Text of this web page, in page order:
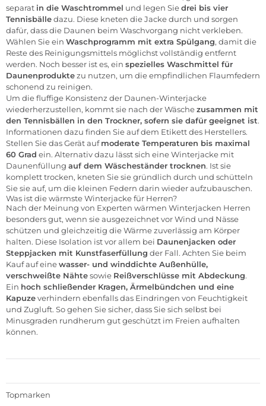
separat in die Waschtrommel und legen Siedrei bis vier
Tennisbälledazu. Diese kneten die Jacke durch und sorgen
dafür, dass die Daunen beim Waschvorgang nicht verkleben.
Wählen Sie ein Waschprogramm mit extra Spülgang, damit die
Reste des Reinigungsmittels möglichst vollständig entfernt
werden. Noch besser ist es, ein spezielles Waschmittel für
Daunenproduktezu nutzen, um die empfindlichen Flaumfedern
schonend zu reinigen.
Um die fluffige Konsistenz der Daunen-Winterjacke
wiederherzustellen, kommt sie nach der Wäschezusammen mit
den Tennisbällen in den Trockner, sofern sie dafür geeignet ist.
Informationen dazu finden Sie auf dem Etikett des Herstellers.
Stellen Sie das Gerät aufmoderate Temperaturen bis maximal
60 Grad ein. Alternativ dazu lässt sich eine Winterjacke mit
Daunenfüllung auf dem Wäscheständer trocknen. Ist sie
komplett trocken, kneten Sie sie gründlich durch und schütteln
Sie sie auf, um die kleinen Federn darin wieder aufzubauschen.
Was ist die wärmste Winterjacke für Herren?
Nach der Meinung von Experten wärmen Winterjacken Herren
besonders gut, wenn sie ausgezeichnet vor Wind und Nässe
schützen und gleichzeitig die Wärme zuverlässig am Körper
halten. Diese Isolation ist vor allem bei Daunenjacken oder
Steppjacken mit Kunstfaserfüllung der Fall. Achten Sie beim
Kauf auf einewasser- und winddichte Außenhülle,
verschweißte Nähtesowie Reißverschlüsse mit Abdeckung.
Ein hoch schließender Kragen, Ärmelbündchen und eine
Kapuzeverhindern ebenfalls das Eindringen von Feuchtigkeit
und Zugluft. So gehen Sie sicher, dass Sie sich selbst bei
Minusgraden rundherum gut geschützt im Freien aufhalten
können.
Topmarken